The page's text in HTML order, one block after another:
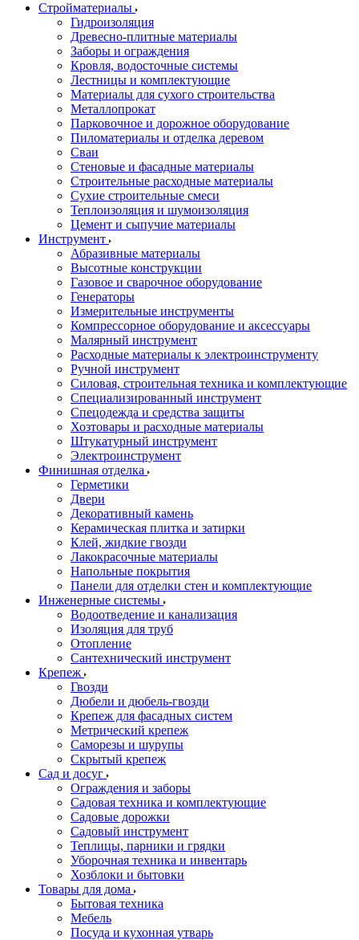
Стройматериалы
Гидроизоляция
Древесно-плитные материалы
Заборы и ограждения
Кровля, водосточные системы
Лестницы и комплектующие
Материалы для сухого строительства
Металлопрокат
Парковочное и дорожное оборудование
Пиломатериалы и отделка деревом
Сваи
Стеновые и фасадные материалы
Строительные расходные материалы
Сухие строительные смеси
Теплоизоляция и шумоизоляция
Цемент и сыпучие материалы
Инструмент
Абразивные материалы
Высотные конструкции
Газовое и сварочное оборудование
Генераторы
Измерительные инструменты
Компрессорное оборудование и аксессуары
Малярный инструмент
Расходные материалы к электроинструменту
Ручной инструмент
Силовая, строительная техника и комплектующие
Специализированный инструмент
Спецодежда и средства защиты
Хозтовары и расходные материалы
Штукатурный инструмент
Электроинструмент
Финишная отделка
Герметики
Двери
Декоративный камень
Керамическая плитка и затирки
Клей, жидкие гвозди
Лакокрасочные материалы
Напольные покрытия
Панели для отделки стен и комплектующие
Инженерные системы
Водоотведение и канализация
Изоляция для труб
Отопление
Сантехнический инструмент
Крепеж
Гвозди
Дюбели и дюбель-гвозди
Крепеж для фасадных систем
Метрический крепеж
Саморезы и шурупы
Скрытый крепеж
Сад и досуг
Ограждения и заборы
Садовая техника и комплектующие
Садовые дорожки
Садовый инструмент
Теплицы, парники и грядки
Уборочная техника и инвентарь
Хозблоки и бытовки
Товары для дома
Бытовая техника
Мебель
Посуда и кухонная утварь